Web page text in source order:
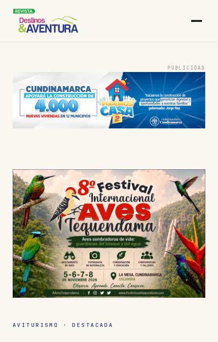
PUBLICIDAD
AVITURISMO · DESTACADA